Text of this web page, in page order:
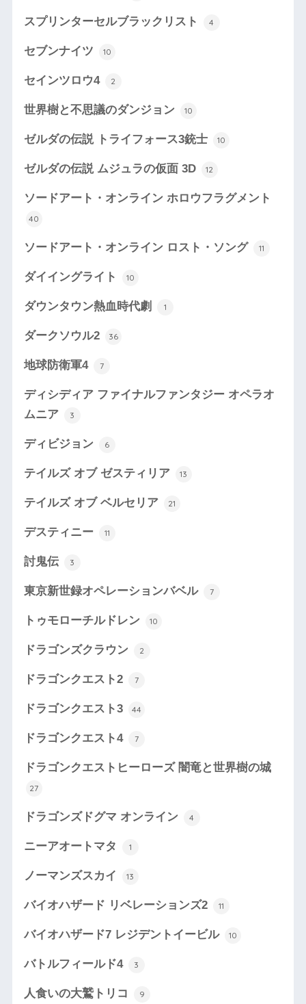
スプリンターセルブラックリスト 4
セブンナイツ 10
セインツロウ4 2
世界樹と不思議のダンジョン 10
ゼルダの伝説 トライフォース3銃士 10
ゼルダの伝説 ムジュラの仮面 3D 12
ソードアート・オンライン ホロウフラグメント
40
ソードアート・オンライン ロスト・ソング 11
ダイイングライト 10
ダウンタウン熱血時代劇 1
ダークソウル2 36
地球防衛軍4 7
ディシディア ファイナルファンタジー オペラオ
ムニア
3
ディビジョン 6
テイルズ オブ ゼスティリア 13
テイルズ オブ ベルセリア 21
デスティニー 11
討鬼伝 3
東京新世録オペレーションバベル 7
トゥモローチルドレン 10
ドラゴンズクラウン 2
ドラゴンクエスト2 7
ドラゴンクエスト3 44
ドラゴンクエスト4 7
ドラゴンクエストヒーローズ 闇竜と世界樹の城
27
ドラゴンズドグマ オンライン 4
ニーアオートマタ 1
ノーマンズスカイ 13
バイオハザード リベレーションズ2 11
バイオハザード7 レジデントイービル 10
バトルフィールド4 3
人食いの大鷲トリコ 9